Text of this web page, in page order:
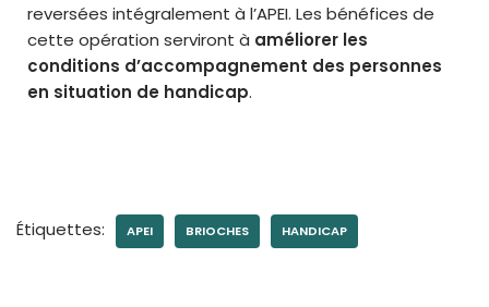
reversées intégralement à l’APEI. Les bénéfices de
cette opération serviront à améliorer les
conditions d’accompagnement des personnes
en situation de handicap.
Étiquettes: APEI BRIOCHES HANDICAP